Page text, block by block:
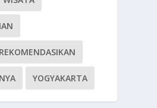
YOGYAKARTA